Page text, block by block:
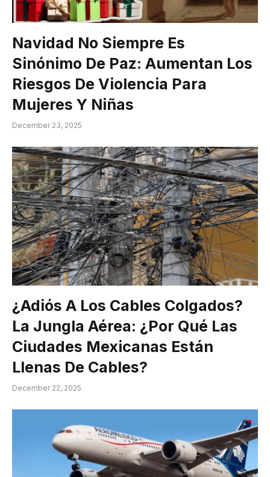
Navidad No Siempre Es
Sinónimo De Paz: Aumentan Los
Riesgos De Violencia Para
Mujeres Y Niñas
December 23, 2025
¿Adiós A Los Cables Colgados?
La Jungla Aérea: ¿Por Qué Las
Ciudades Mexicanas Están
Llenas De Cables?
December 22, 2025